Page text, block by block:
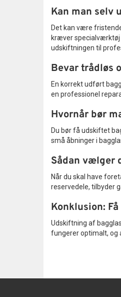
Kan man selv
Det kan være
kræver specialværktøj
udskiftningen til
Bevar trådløs
En korrekt udført
en professionel
Hvornår bør
Du bør få udskiftet
små åbninger i
Sådan vælger
Når du skal have
reservedele, tilbyder
Konklusion:
Udskiftning af
fungerer optimalt, og